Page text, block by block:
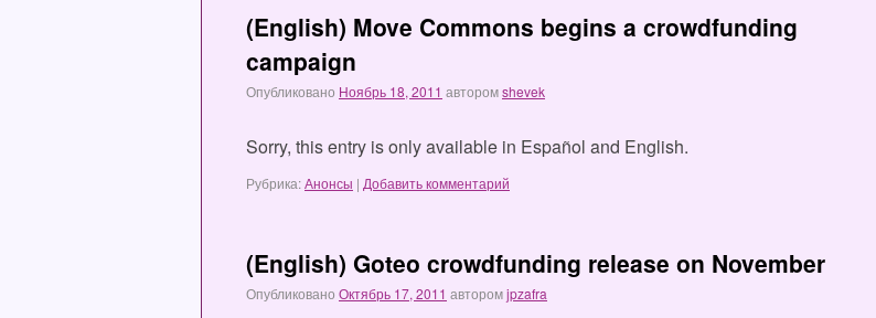
(English) Move Commons begins a crowdfunding
campaign
Опубликовано Ноябрь 18, 2011 авторомshevek
Sorry, this entry is only available in Español and English.
Рубрика:Анонсы | Добавить комментарий
(English) Goteo crowdfunding release on November
Опубликовано Октябрь 17, 2011 авторомjpzafra